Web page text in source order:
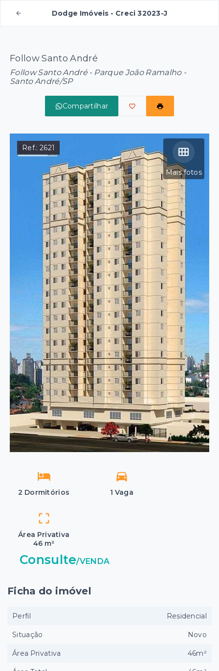
Dodge Imóveis - Creci 32023-J
Follow Santo André
Follow Santo André - Parque João Ramalho -
Santo André/SP
Compartilhar
Mais fotos
Ref.:2621
2 Dormitórios 1 Vaga
Área Privativa
46 m²
Consulte/VENDA
Ficha do imóvel
Perfil Residencial
Situação Novo
Área Privativa 46m²